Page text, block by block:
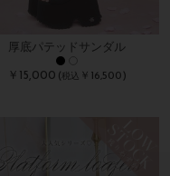
厚底パテッドサンダル
￥15,000 (税込 ￥16,500)